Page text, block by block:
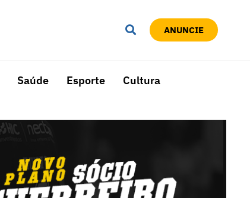
ANUNCIE
Saúde Esporte Cultura